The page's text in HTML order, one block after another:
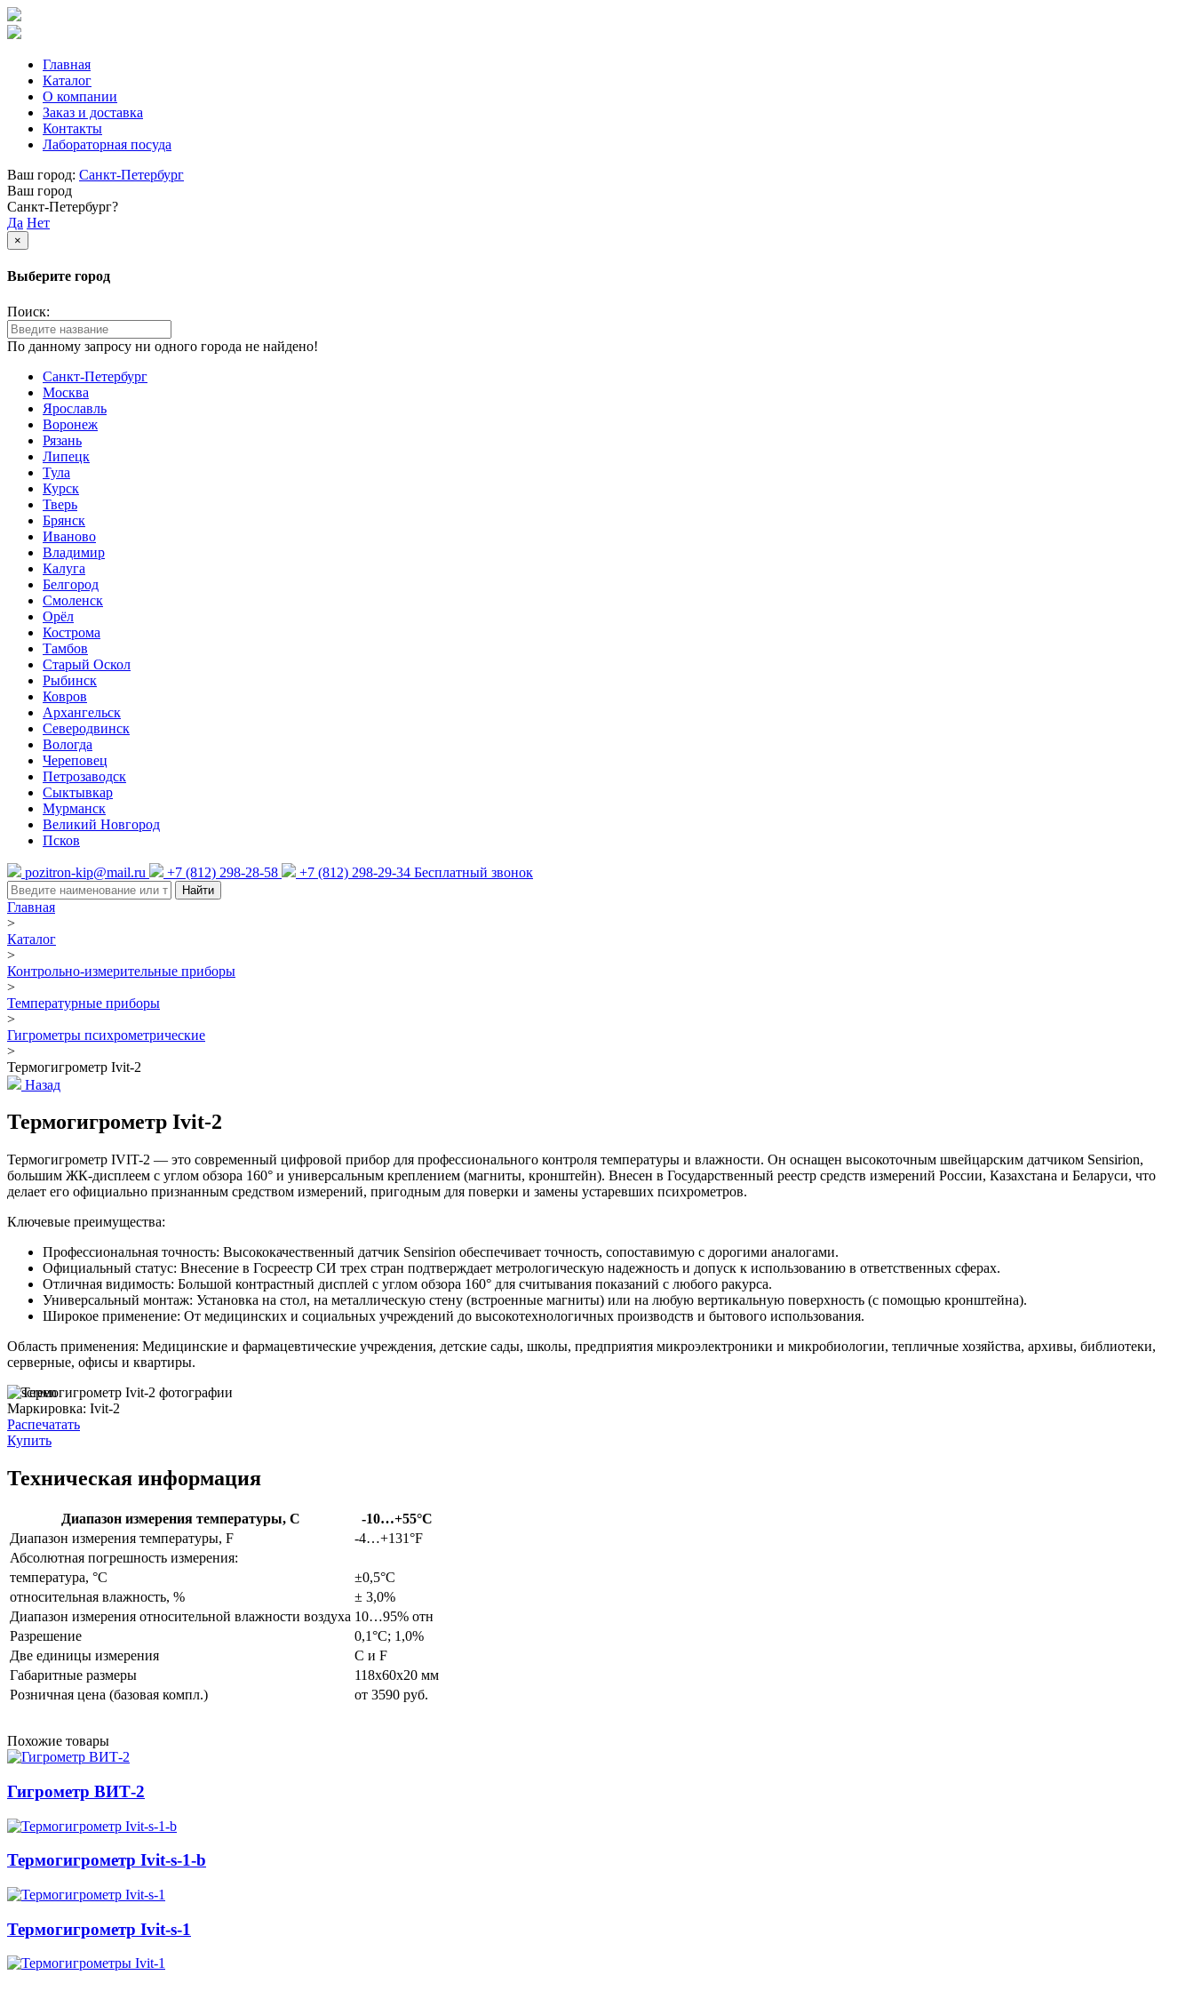
Главная
Каталог
О компании
Заказ и доставка
Контакты
Лабораторная посуда
Ваш город: Санкт-Петербург
Ваш город
Санкт-Петербург?
Да Нет
×
Выберите город
Поиск:
По данному запросу ни одного города не найдено!
Санкт-Петербург
Москва
Ярославль
Воронеж
Рязань
Липецк
Тула
Курск
Тверь
Брянск
Иваново
Владимир
Калуга
Белгород
Смоленск
Орёл
Кострома
Тамбов
Старый Оскол
Рыбинск
Ковров
Архангельск
Северодвинск
Вологда
Череповец
Петрозаводск
Сыктывкар
Мурманск
Великий Новгород
Псков
pozitron-kip@mail.ru +7 (812) 298-28-58 +7 (812) 298-29-34 Бесплатный звонок
Найти
Главная
>
Каталог
>
Контрольно-измерительные приборы
>
Температурные приборы
>
Гигрометры психрометрические
>
Термогигрометр Ivit-2
Назад
Термогигрометр Ivit-2
Термогигрометр IVIT-2 — это современный цифровой прибор для профессионального контроля температуры и влажности. Он оснащен высокоточным швейцарским датчиком Sensirion,
большим ЖК-дисплеем с углом обзора 160° и универсальным креплением (магниты, кронштейн). Внесен в Государственный реестр средств измерений России, Казахстана и Беларуси, что
делает его официально признанным средством измерений, пригодным для поверки и замены устаревших психрометров.
Ключевые преимущества:
Профессиональная точность: Высококачественный датчик Sensirion обеспечивает точность, сопоставимую с дорогими аналогами.
Официальный статус: Внесение в Госреестр СИ трех стран подтверждает метрологическую надежность и допуск к использованию в ответственных сферах.
Отличная видимость: Большой контрастный дисплей с углом обзора 160° для считывания показаний с любого ракурса.
Универсальный монтаж: Установка на стол, на металлическую стену (встроенные магниты) или на любую вертикальную поверхность (с помощью кронштейна).
Широкое применение: От медицинских и социальных учреждений до высокотехнологичных производств и бытового использования.
Область применения: Медицинские и фармацевтические учреждения, детские сады, школы, предприятия микроэлектроники и микробиологии, тепличные хозяйства, архивы, библиотеки,
серверные, офисы и квартиры.
Маркировка: Ivit-2
Распечатать
Купить
Техническая информация
Диапазон измерения температуры, С
-10…+55°С
Диапазон измерения температуры, F
-4…+131°F
Абсолютная погрешность измерения:
температура, °С
±0,5°С
относительная влажность, %
± 3,0%
Диапазон измерения относительной влажности воздуха 10…95% отн
Разрешение
0,1°С; 1,0%
Две единицы измерения
С и F
Габаритные размеры
118х60х20 мм
Розничная цена (базовая компл.)
от 3590 руб.
Похожие товары
Гигрометр ВИТ-2
Термогигрометр Ivit-s-1-b
Термогигрометр Ivit-s-1